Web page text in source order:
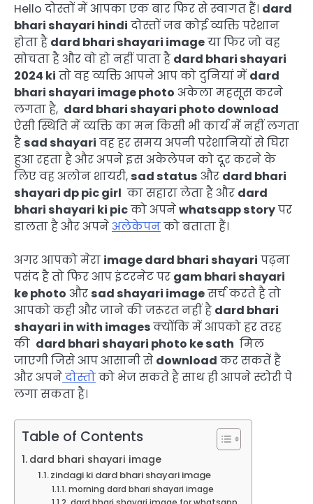
Hello दोस्तों में आपका एक बार फिर से स्वागत हैं। dard
bhari shayari hindi दोस्तों जब कोई व्यक्ति परेशान
होता है dard bhari shayari imageया फिर जो वह
सोचता है और वो हो नहीं पाता है dard bhari shayari
2024 ki तो वह व्यक्ति आपने आप को दुनियां में dard
bhari shayari image photo अकेला महसूस करने
लगता है, dard bhari shayari photo download
ऐसी स्थिति में व्यक्ति का मन किसी भी कार्य में नहीं लगता
है sad shayari वह हर समय अपनी परेशानियों से घिरा
हुआ रहता है और अपने इस अकेलेपन को दूर करने के
लिए वह अलोन शायरी, sad status और dard bhari
shayari dp pic girl का सहारा लेता है और dard
bhari shayari ki picको अपनेwhatsapp storyपर
डालता है और अपनेअलेकेपनको बताता हैं।
अगर आपको मेरा image dard bhari shayari पढ़ना
पसंद है तो फिर आप इंटरनेट पर gam bhari shayari
ke photo और sad shayari imageसर्च करते है तो
आपको कही और जाने की जरूरत नहीं है dard bhari
shayari in with imagesक्योंकि में आपको हर तरह
की dard bhari shayari photo ke sath मिल
जाएगी जिसे आप आसानी से download कर सकतें हैं
और अपनेदोस्तोको भेज सकते है साथ हीआपने स्टोरी पे
लगा सकता है।
Table of Contents
dard bhari shayari image
zindagi ki dard bhari shayari image
morning dard bhari shayari image